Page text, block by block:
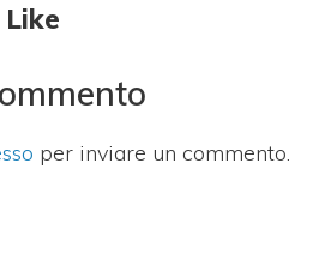
per inviare un commento.